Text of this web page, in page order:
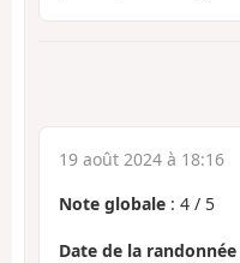
19 août 2024 à 18:16
Note globale : 4 / 5
Date de la randonnée